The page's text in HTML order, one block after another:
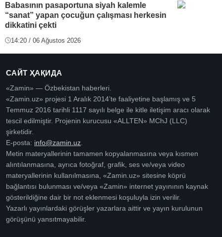
Babasının pasaportuna siyah kalemle
“sanat” yapan çocuğun çalışması herkesin
dikkatini çekti
14:20 / 06 Ağustos 2026
САЙТ ҲАҚИДА
«Zamin» — Özbekistan haberleri.
«Zamin.uz» projesi 1 Aralık 2014’te faaliyetine başlamış ve 5
Temmuz 2016 tarihli 1117 sayılı belge ile kitle iletişim aracı olarak
tescil edilmiştir. Projenin kurucusu «ALLTEN» MChJ (LLC)
şirketidir.
E-posta: info@zamin.uz
Metin materyallerinin tamamen kopyalanmasına veya kısmen
alıntılanmasına, ayrıca fotoğraf, grafik, ses ve/veya video
materyallerinin kullanılmasına, «Zamin.uz» sitesine köprü
bağlantısı bulunması ve/veya «Zamin» internet yayınının kaynak
gösterildiğine dair bir not eklenmesi koşuluyla izin verilir.
Yazarlı yayınlardaki görüşler yazarlara aittir ve yayın kurulunun
görüşünü yansıtmayabilir.